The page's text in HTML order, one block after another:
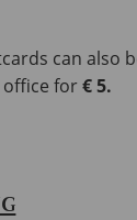
can also
for€ 5.